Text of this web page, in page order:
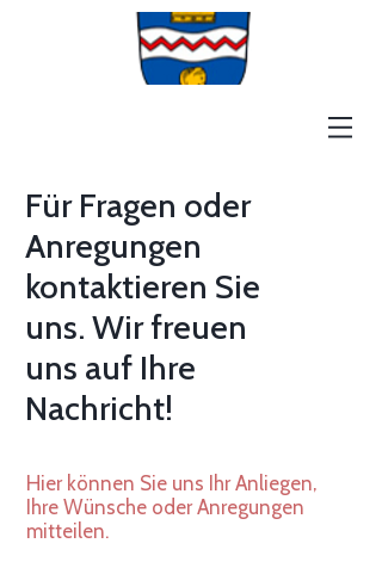
Für Fragen oder
Anregungen
kontaktieren Sie
uns. Wir freuen
uns auf Ihre
Nachricht!
Hier können Sie uns Ihr Anliegen,
Ihre Wünsche oder Anregungen
mitteilen.